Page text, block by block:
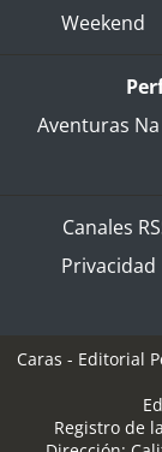
Weekend
Aventuras
Canales
Privacidad
Caras - Editorial
Registro de